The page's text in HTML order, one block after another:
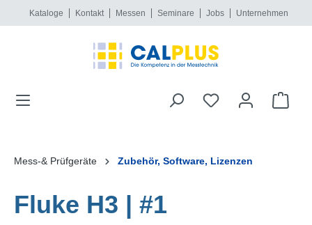
springen
Kataloge Kontakt Messen Seminare Jobs Unternehmen
Mess-& Prüfgeräte Zubehör, Software, Lizenzen
Fluke H3 | #1